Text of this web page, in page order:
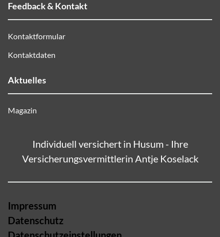
Feedback & Kontakt
Kontaktformular
Kontaktdaten
Aktuelles
Magazin
Individuell versichert in Husum - Ihre
Versicherungsvermittlerin Antje Koselack
Impressum
Datenschutz